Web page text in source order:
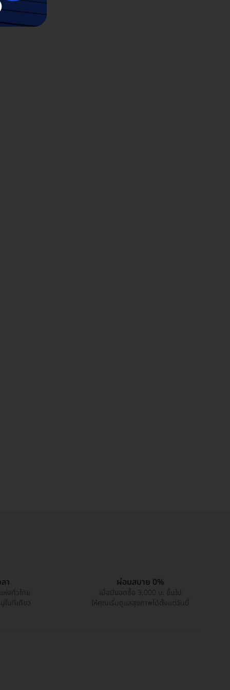
า
งทั่วไทย
ในที่เดียว
ผ่อนสบาย 0%
เมื่อมียอดซื้อ 3,000 บ. ขึ้นไป
ให้คุณเริ่มดูแลสุขภาพได้ตั้งแต่วันนี้